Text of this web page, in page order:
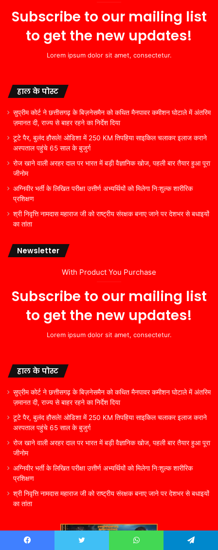
Subscribe to our mailing list
to get the new updates!
Lorem ipsum dolor sit amet, consectetur.
हाल के पोस्ट
सुप्रीम कोर्ट ने छत्तीसगढ़ के बिज़नेसमैन को कथित मैनपावर कमीशन घोटाले में अंतरिम
ज़मानत दी, राज्य से बाहर रहने का निर्देश दिया
टूटे पैर, बुलंद हौसले! ओडिशा में 250 KM तिपहिया साइकिल चलाकर इलाज कराने
अस्पताल पहुंचे 65 साल के बुजुर्ग
रोज खाने वाली अरहर दाल पर भारत में बड़ी वैज्ञानिक खोज, पहली बार तैयार हुआ पूरा
जीनोम
अग्निवीर भर्ती के लिखित परीक्षा उत्तीर्ण अभ्यर्थियों को मिलेगा निःशुल्क शारीरिक
प्रशिक्षण
श्री निवृत्ति नामदास महाराज जी को राष्ट्रीय संरक्षक बनाए जाने पर देशभर से बधाइयों
का तांता
Newsletter
With Product You Purchase
Subscribe to our mailing list
to get the new updates!
Lorem ipsum dolor sit amet, consectetur.
हाल के पोस्ट
सुप्रीम कोर्ट ने छत्तीसगढ़ के बिज़नेसमैन को कथित मैनपावर कमीशन घोटाले में अंतरिम
ज़मानत दी, राज्य से बाहर रहने का निर्देश दिया
टूटे पैर, बुलंद हौसले! ओडिशा में 250 KM तिपहिया साइकिल चलाकर इलाज कराने
अस्पताल पहुंचे 65 साल के बुजुर्ग
रोज खाने वाली अरहर दाल पर भारत में बड़ी वैज्ञानिक खोज, पहली बार तैयार हुआ पूरा
जीनोम
अग्निवीर भर्ती के लिखित परीक्षा उत्तीर्ण अभ्यर्थियों को मिलेगा निःशुल्क शारीरिक
प्रशिक्षण
श्री निवृत्ति नामदास महाराज जी को राष्ट्रीय संरक्षक बनाए जाने पर देशभर से बधाइयों
का तांता